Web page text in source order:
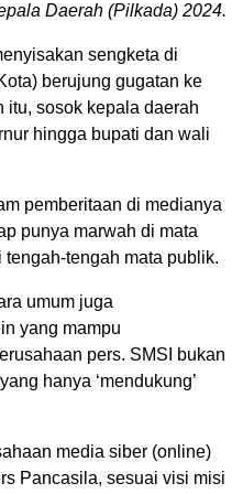
Daerah (Pilkada) 2024.
sengketa di
berujung gugatan ke
itu, sosok kepala daerah
hingga bupati dan wali
pemberitaan di medianya
punya marwah di mata
tengah mata publik.
umum juga
yang mampu
pers. SMSI bukan
hanya ‘mendukung’
media siber (online)
Pancasila, sesuai visi misi